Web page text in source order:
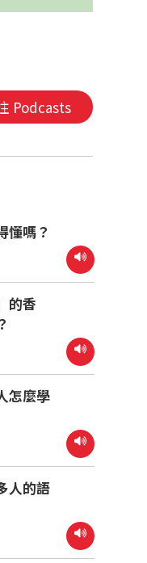
Podcasts
懂嗎？
的香
怎麼學
人的語